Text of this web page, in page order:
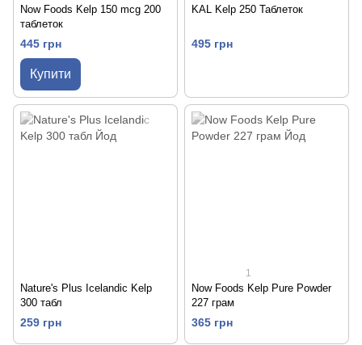
Now Foods Kelp 150 mcg 200
таблеток
445 грн
Купити
KAL Kelp 250 Таблеток
495 грн
Nature's Plus Icelandic Kelp
300 табл
259 грн
1
Now Foods Kelp Pure Powder
227 грам
365 грн